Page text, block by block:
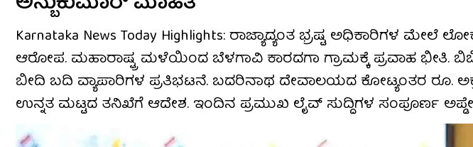
Karnataka News Today Highlights: ರಾಜ್ಯಾದ್ಯಂತ ಭ್ರಷ್ಟ ಅಧಿಕಾರಿಗಳ
ಆರೋಪ. ಮಹಾರಾಷ್ಟ್ರ ಮಳೆಯಿಂದ ಬೆಳಗಾವಿ ಕಾರದಗಾ ಗ್ರಾಮಕ್ಕೆ ಪ್ರವಾಹ
ಬೀದಿ ಬದಿ ವ್ಯಾಪಾರಿಗಳ ಪ್ರತಿಭಟನೆ. ಬದರಿನಾಥ ದೇವಾಲಯದ ಕೋಟ್ಯಂತರ ರೂ.
ಉನ್ನತ ಮಟ್ಟದ ತನಿಖೆಗೆ ಆದೇಶ. ಇಂದಿನ ಪ್ರಮುಖ ಲೈವ್ ಸುದ್ದಿಗಳ ಸಂಪೂರ್ಣ